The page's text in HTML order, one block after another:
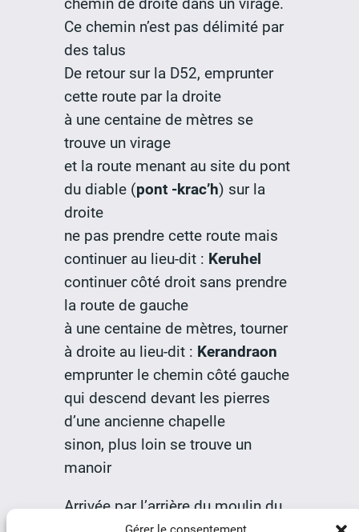
Ce chemin n’est pas délimité par
des talus
De retour sur la D52, emprunter
cette route par la droite
à une centaine de mètres se
trouve un virage
et la route menant au site du pont
du diable (pont -krac’h) sur la
droite
ne pas prendre cette route mais
continuer au lieu-dit : Keruhel
continuer côté droit sans prendre
la route de gauche
à une centaine de mètres, tourner
à droite au lieu-dit : Kerandraon
emprunter le chemin côté gauche
qui descend devant les pierres
d’une ancienne chapelle
sinon, plus loin se trouve un
manoir
Arrivée par l’arrière du moulin du